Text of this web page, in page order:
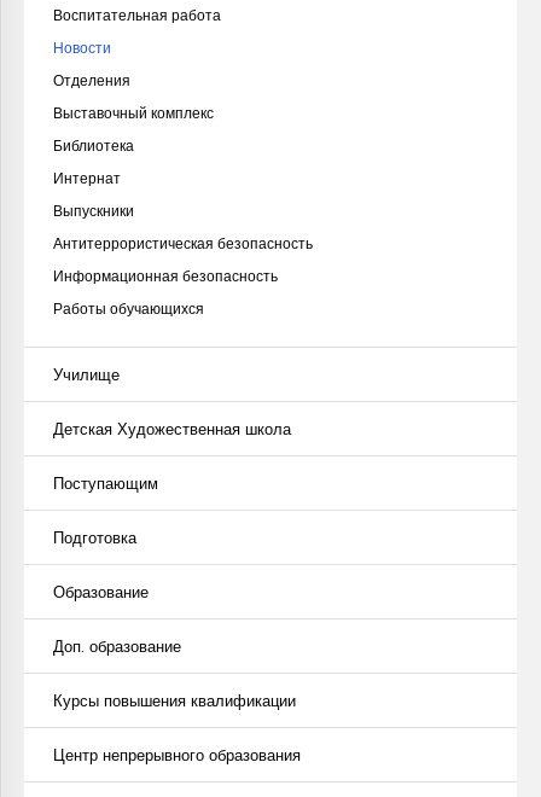
Воспитательная работа
Новости
Отделения
Выставочный комплекс
Библиотека
Интернат
Выпускники
Антитеррористическая безопасность
Информационная безопасность
Работы обучающихся
Училище
Детская Художественная школа
Поступающим
Подготовка
Образование
Доп. образование
Курсы повышения квалификации
Центр непрерывного образования